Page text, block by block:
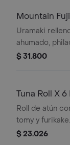
Mountain
Uramaki
ahumado,
cubierto con
$ 31.800
Tuna Roll X
Roll de atún
tomy y
$ 23.026